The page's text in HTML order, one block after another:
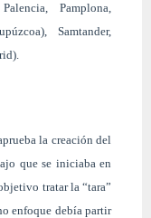
Pamplona,
Samtander,
la creación del
que se iniciaba en
tratar la “tara”
enfoque debía partir